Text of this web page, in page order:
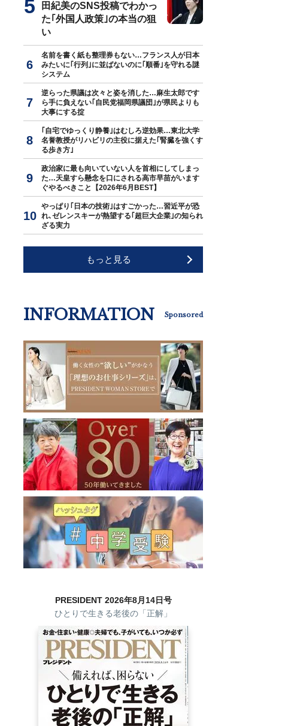
田紀美のSNS投稿でわかっ
た｢外国人政策｣の本当の狙
い
名前を書く紙も整理券もない…フランス人が日本
みたいに｢行列｣に並ばないのに｢順番｣を守れる謎
システム
逆らった県議は次々と姿を消した…麻生太郎です
ら手に負えない｢自民党福岡県議団｣が県民よりも
大事にする掟
｢自宅でゆっくり静養｣はむしろ逆効果…東北大学
名誉教授がリハビリの主役に据えた｢腎臓を強くす
る歩き方｣
政治家に最も向いていない人を首相にしてしまっ
た…天皇すら懸念を口にされる高市早苗がいます
ぐやるべきこと【2026年6月BEST】
やっぱり｢日本の技術｣はすごかった…習近平が恐
れ､ゼレンスキーが熱望する｢超巨大企業｣の知られ
ざる実力
もっと見る
INFORMATION Sponsored
PRESIDENT 2026年8月14日号
ひとりで生きる老後の「正解」